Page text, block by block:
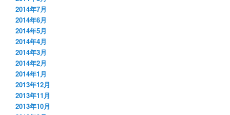
2014年7月
2014年6月
2014年5月
2014年4月
2014年3月
2014年2月
2014年1月
2013年12月
2013年11月
2013年10月